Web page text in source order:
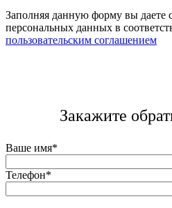
Заполняя данную форму вы даете
персональных данных в
пользовательским соглашением
Закажите
Ваше имя*
Телефон*